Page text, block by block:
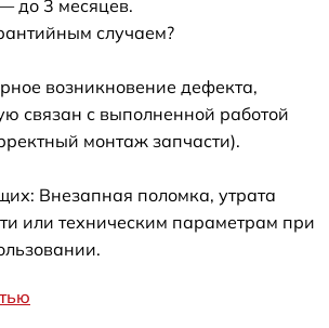
до 3 месяцев.
случаем?
возникновение дефекта,
связан с выполненной работой
монтаж запчасти).
Внезапная поломка, утрата
или техническим параметрам при